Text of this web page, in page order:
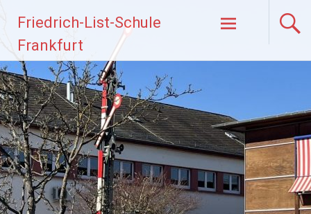
Inhalt
springen
Friedrich-List-Schule
Frankfurt